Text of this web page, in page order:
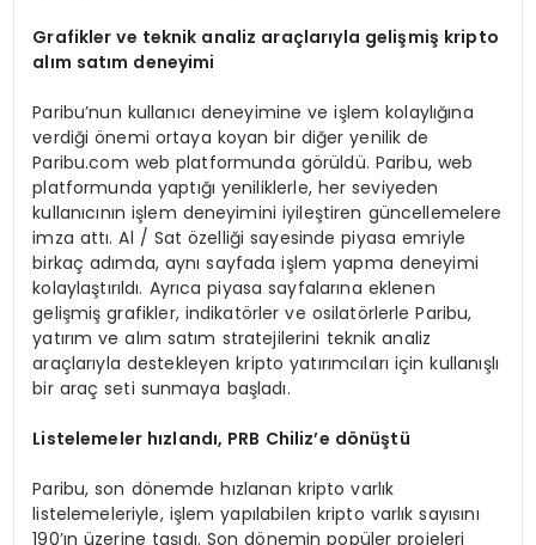
Grafikler ve teknik analiz araçlarıyla gelişmiş kripto
alım satım deneyimi
Paribu’nun kullanıcı deneyimine ve işlem kolaylığına
verdiği önemi ortaya koyan bir diğer yenilik de
Paribu.com web platformunda görüldü. Paribu, web
platformunda yaptığı yeniliklerle, her seviyeden
kullanıcının işlem deneyimini iyileştiren güncellemelere
imza attı. Al / Sat özelliği sayesinde piyasa emriyle
birkaç adımda, aynı sayfada işlem yapma deneyimi
kolaylaştırıldı. Ayrıca piyasa sayfalarına eklenen
gelişmiş grafikler, indikatörler ve osilatörlerle Paribu,
yatırım ve alım satım stratejilerini teknik analiz
araçlarıyla destekleyen kripto yatırımcıları için kullanışlı
bir araç seti sunmaya başladı.
Listelemeler hızlandı, PRB Chiliz’e dönüştü
Paribu, son dönemde hızlanan kripto varlık
listelemeleriyle, işlem yapılabilen kripto varlık sayısını
190’ın üzerine taşıdı. Son dönemin popüler projeleri